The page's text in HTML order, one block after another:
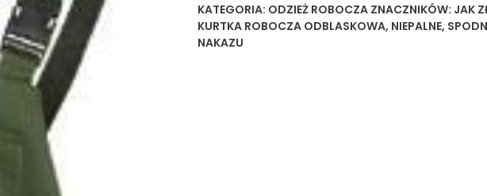
KATEGORIA: ODZIEŻ ROBOCZA ZNACZNIKÓW: JAK
KURTKA ROBOCZA ODBLASKOWA, NIEPALNE,
NAKAZU